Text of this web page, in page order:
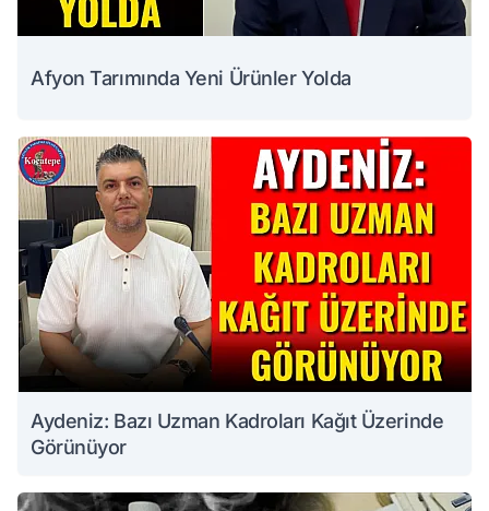
Afyon Tarımında Yeni Ürünler Yolda
Aydeniz: Bazı Uzman Kadroları Kağıt Üzerinde
Görünüyor